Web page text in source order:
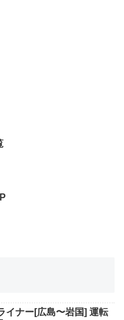
イナー[広島〜岩国] 運転